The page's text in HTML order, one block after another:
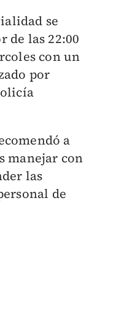
se
de las 22:00
con un
por
a
manejar con
las
de